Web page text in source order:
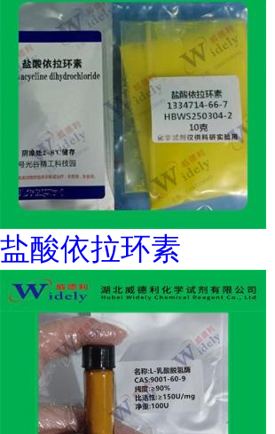
盐酸依拉环素